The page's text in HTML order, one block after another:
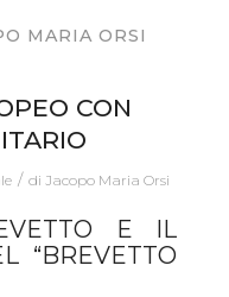
MARIA ORSI
CON
/ di Jacopo Maria Orsi
E IL
“BREVETTO